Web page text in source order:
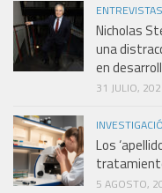
Nicholas
una
en
31 JULIO,
Los
5 AGOSTO,